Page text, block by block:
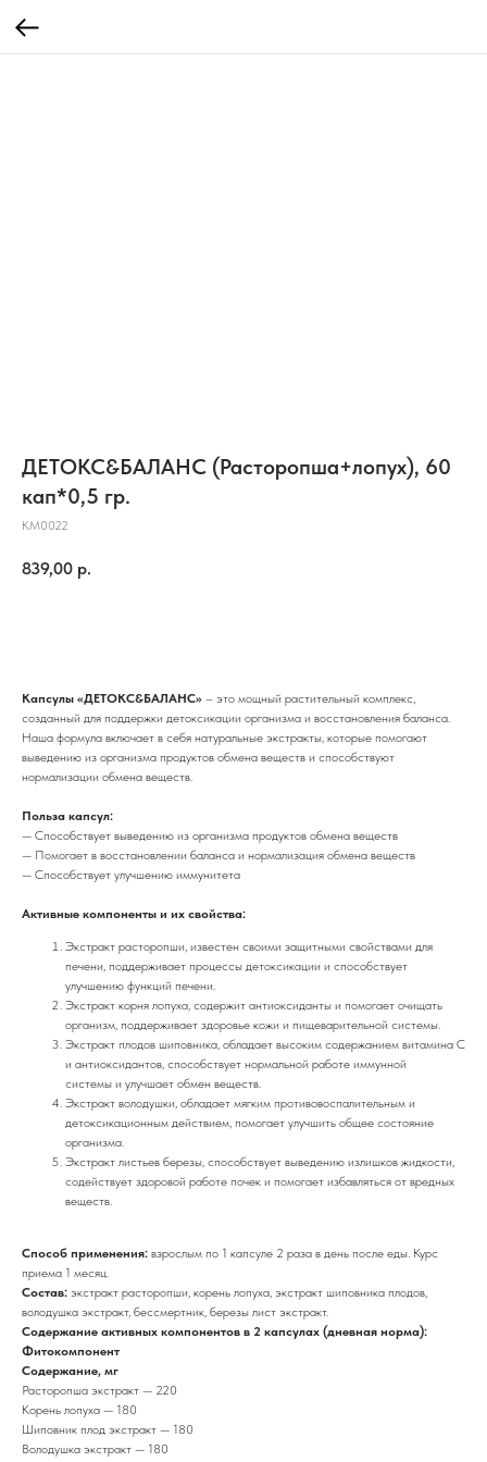
ДЕТОКС&БАЛАНС (Расторопша+лопух), 60
кап*0,5 гр.
КМ0022
839,00 р.
Капсулы «ДЕТОКС&БАЛАНС» – это мощный растительный комплекс,
созданный для поддержки детоксикации организма и восстановления баланса.
Наша формула включает в себя натуральные экстракты, которые помогают
выведению из организма продуктов обмена веществ и способствуют
нормализации обмена веществ.
Польза капсул:
— Способствует выведению из организма продуктов обмена веществ
— Помогает в восстановлении баланса и нормализация обмена веществ
— Способствует улучшению иммунитета
Активные компоненты и их свойства:
Экстракт расторопши, известен своими защитными свойствами для
печени, поддерживает процессы детоксикации и способствует
улучшению функций печени.
Экстракт корня лопуха, содержит антиоксиданты и помогает очищать
организм, поддерживает здоровье кожи и пищеварительной системы.
Экстракт плодов шиповника, обладает высоким содержанием витамина C
и антиоксидантов, способствует нормальной работе иммунной
системы и улучшает обмен веществ.
Экстракт володушки, обладает мягким противовоспалительным и
детоксикационным действием, помогает улучшить общее состояние
организма.
Экстракт листьев березы, способствует выведению излишков жидкости,
содействует здоровой работе почек и помогает избавляться от вредных
веществ.
Способ применения: взрослым по 1 капсуле 2 раза в день после еды. Курс
приема 1 месяц.
Состав: экстракт расторопши, корень лопуха, экстракт шиповника плодов,
володушка экстракт, бессмертник, березы лист экстракт.
Содержание активных компонентов в 2 капсулах (дневная норма):
Фитокомпонент
Содержание, мг
Расторопша экстракт — 220
Корень лопуха — 180
Шиповник плод экстракт — 180
Володушка экстракт — 180